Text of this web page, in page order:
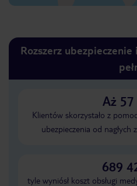
Rozszerz
Aż 57
Klientów skorzystało z
ubezpieczenia od
689
tyle wyniósł koszt obsługi